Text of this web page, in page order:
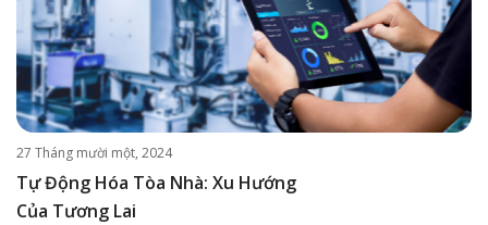
27 Tháng mười một, 2024
Tự Động Hóa Tòa Nhà: Xu Hướng
Của Tương Lai